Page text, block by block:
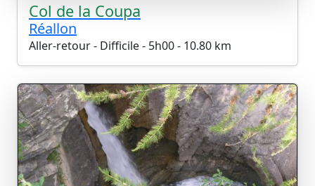
Col de la Coupa
Réallon
Aller-retour - Difficile - 5h00 - 10.80 km